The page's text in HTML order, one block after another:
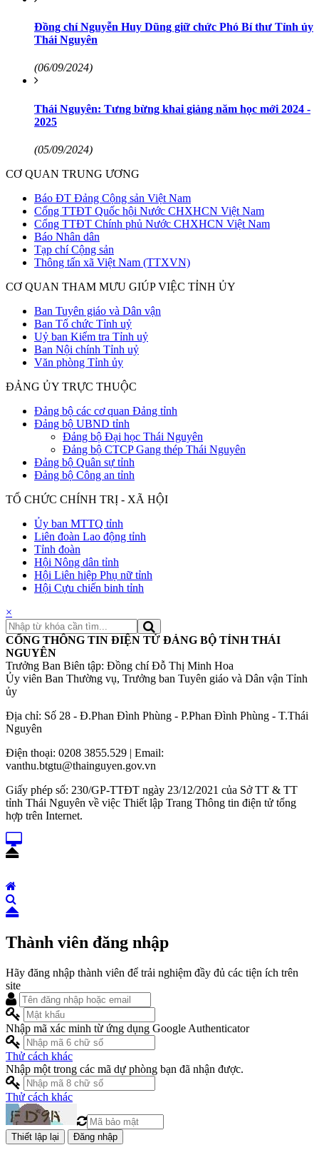
Đồng chí Nguyễn Huy Dũng giữ chức Phó Bí thư Tỉnh ủy
Thái Nguyên
(06/09/2024)
Thái Nguyên: Tưng bừng khai giảng năm học mới 2024 -
2025
(05/09/2024)
CƠ QUAN TRUNG ƯƠNG
Báo ĐT Đảng Cộng sản Việt Nam
Cổng TTĐT Quốc hội Nước CHXHCN Việt Nam
Cổng TTĐT Chính phủ Nước CHXHCN Việt Nam
Báo Nhân dân
Tạp chí Cộng sản
Thông tấn xã Việt Nam (TTXVN)
CƠ QUAN THAM MƯU GIÚP VIỆC TỈNH ỦY
Ban Tuyên giáo và Dân vận
Ban Tổ chức Tỉnh uỷ
Uỷ ban Kiểm tra Tỉnh uỷ
Ban Nội chính Tỉnh uỷ
Văn phòng Tỉnh ủy
ĐẢNG ỦY TRỰC THUỘC
Đảng bộ các cơ quan Đảng tỉnh
Đảng bộ UBND tỉnh
Đảng bộ Đại học Thái Nguyên
Đảng bộ CTCP Gang thép Thái Nguyên
Đảng bộ Quân sự tỉnh
Đảng bộ Công an tỉnh
TỔ CHỨC CHÍNH TRỊ - XÃ HỘI
Ủy ban MTTQ tỉnh
Liên đoàn Lao động tỉnh
Tỉnh đoàn
Hội Nông dân tỉnh
Hội Liên hiệp Phụ nữ tỉnh
Hội Cựu chiến binh tỉnh
×
CỔNG THÔNG TIN ĐIỆN TỬ ĐẢNG BỘ TỈNH THÁI
NGUYÊN
Trưởng Ban Biên tập: Đồng chí Đỗ Thị Minh Hoa
Ủy viên Ban Thường vụ, Trưởng ban Tuyên giáo và Dân vận Tỉnh
ủy
Địa chỉ: Số 28 - Đ.Phan Đình Phùng - P.Phan Đình Phùng - T.Thái
Nguyên
Điện thoại: 0208 3855.529 | Email:
vanthu.btgtu@thainguyen.gov.vn
Giấy phép số: 230/GP-TTĐT ngày 23/12/2021 của Sở TT & TT
tỉnh Thái Nguyên về việc Thiết lập Trang Thông tin điện tử tổng
hợp trên Internet.
Thành viên đăng nhập
Hãy đăng nhập thành viên để trải nghiệm đầy đủ các tiện ích trên
site
Nhập mã xác minh từ ứng dụng Google Authenticator
Thử cách khác
Nhập một trong các mã dự phòng bạn đã nhận được.
Thử cách khác
Đăng nhập